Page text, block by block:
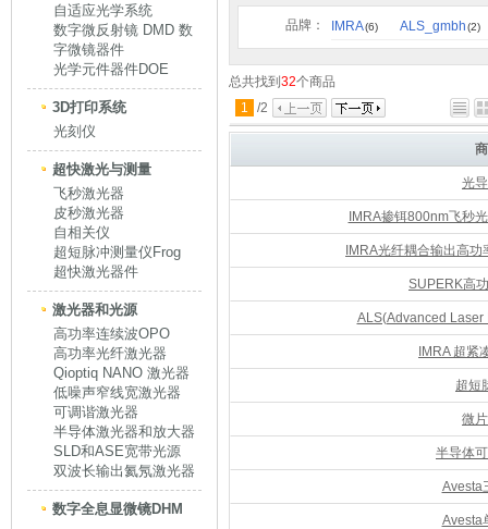
自适应光学系统
数字微反射镜 DMD 数
字微镜器件
光学元件器件DOE
3D打印系统
光刻仪
超快激光与测量
飞秒激光器
皮秒激光器
自相关仪
超短脉冲测量仪Frog
超快激光器件
激光器和光源
高功率连续波OPO
高功率光纤激光器
Qioptiq NANO 激光器
低噪声窄线宽激光器
可调谐激光器
半导体激光器和放大器
SLD和ASE宽带光源
双波长输出氦氖激光器
数字全息显微镜DHM
品牌： IMRA(6) ALS_gmbh(2)
总共找到 32个商品
1
/2
光
IMRA掺铒800nm飞秒
IMRA光纤耦合输出高
SUPERK高
ALS(Advanced Laser
IMRA 超紧
超短
微
半导体
Avesta
Avesta